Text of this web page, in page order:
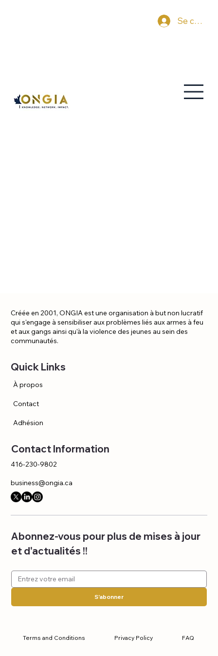
Se
Créée en 2001, ONGIA est une organisation à but non lucratif
qui s'engage à sensibiliser aux problèmes liés aux armes à feu
et aux gangs ainsi qu'à la violence des jeunes au sein des
communautés.
Quick Links
À propos
Contact
Adhésion
Contact Information
416-230-9802
business@ongia.ca
Abonnez-vous pour plus de mises à jour
et d'actualités !!
S'abonner
Terms and Conditions Privacy Policy FAQ